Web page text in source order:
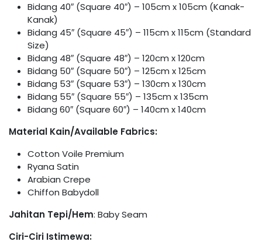
Bidang 40″ (Square 40″) – 105cm x 105cm (Kanak-
Kanak)
Bidang 45″ (Square 45″) – 115cm x 115cm (Standard
Size)
Bidang 48″ (Square 48″) – 120cm x 120cm
Bidang 50″ (Square 50″) – 125cm x 125cm
Bidang 53″ (Square 53″) – 130cm x 130cm
Bidang 55″ (Square 55″) – 135cm x 135cm
Bidang 60″ (Square 60″) – 140cm x 140cm
Material Kain/Available Fabrics:
Cotton Voile Premium
Ryana Satin
Arabian Crepe
Chiffon Babydoll
Jahitan Tepi/Hem: Baby Seam
Ciri-Ciri Istimewa: